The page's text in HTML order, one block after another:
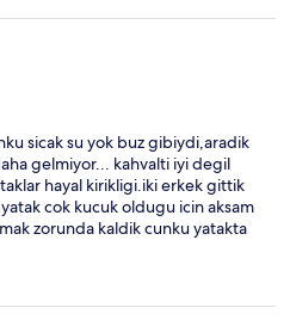
sicak su yok buz gibiydi,aradik
gelmiyor... kahvalti iyi degil
hayal kirikligi.iki erkek gittik
cok kucuk oldugu icin aksam
zorunda kaldik cunku yatakta
soyledik yataklari
bilmiyorum.gidin sokakta kalin
agriyor...umarim yazdiklarim